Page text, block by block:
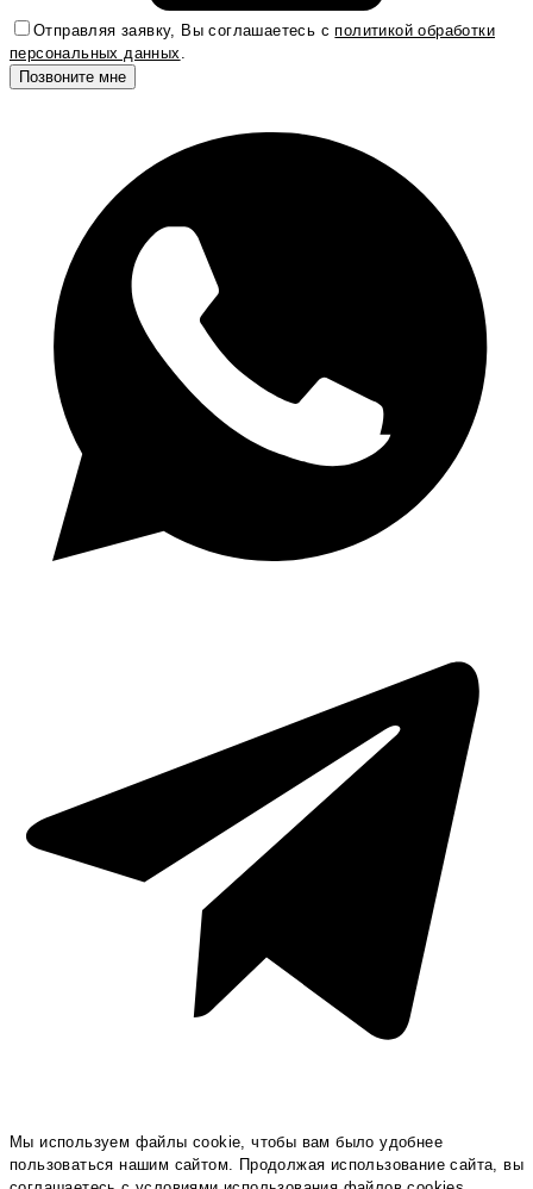
Отправляя заявку, Вы соглашаетесь сполитикой обработки
персональных данных
Мы используем файлы cookie, чтобы вам было удобнее
пользоваться нашим сайтом. Продолжая использование сайта, вы